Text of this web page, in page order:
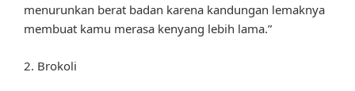
menurunkan berat badan karena kandungan lemaknya
membuat kamu merasa kenyang lebih lama.”
2. Brokoli